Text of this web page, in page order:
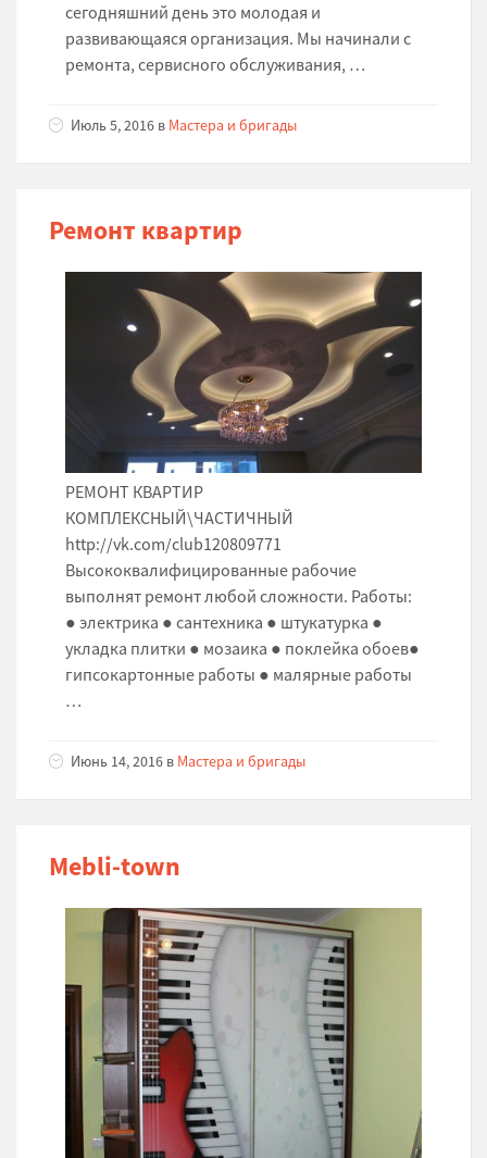
сегодняшний день это молодая и
развивающаяся организация. Мы начинали с
ремонта, сервисного обслуживания, …
Июль 5, 2016 в Мастера и бригады
Ремонт квартир
РЕМОНТ КВАРТИР
КОМПЛЕКСНЫЙ\ЧАСТИЧНЫЙ
http://vk.com/club120809771
Высококвалифицированные рабочие
выполнят ремонт любой сложности. Работы:
● электрика ● сантехника ● штукатурка ●
укладка плитки ● мозаика ● поклейка обоев●
гипсокартонные работы ● малярные работы
…
Июнь 14, 2016 в Мастера и бригады
Mebli-town